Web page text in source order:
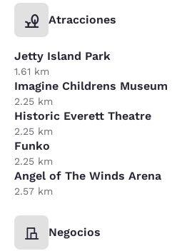
Atracciones
Jetty Island Park
1.61 km
Imagine Childrens Museum
2.25 km
Historic Everett Theatre
2.25 km
Funko
2.25 km
Angel of The Winds Arena
2.57 km
Negocios